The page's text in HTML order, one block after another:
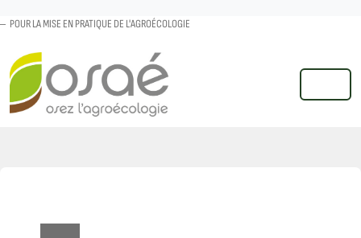
POUR LA MISE EN PRATIQUE DE L'AGROÉCOLOGIE
MENU